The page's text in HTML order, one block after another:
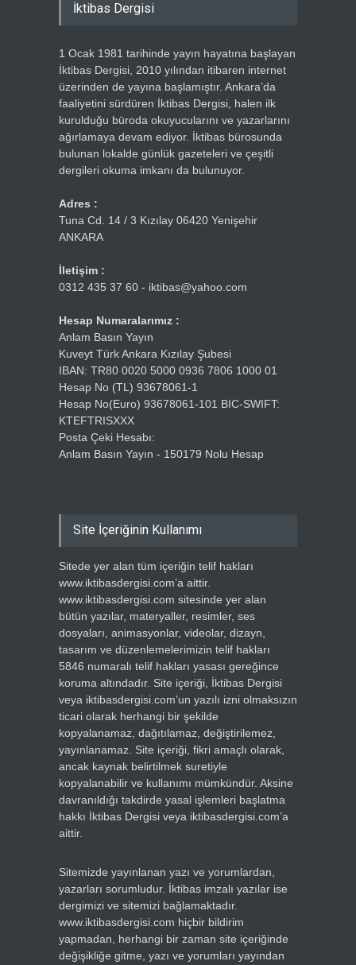
İktibas Dergisi
1 Ocak 1981 tarihinde yayın hayatına başlayan
İktibas Dergisi, 2010 yılından itibaren internet
üzerinden de yayına başlamıştır. Ankara’da
faaliyetini sürdüren İktibas Dergisi, halen ilk
kurulduğu büroda okuyucularını ve yazarlarını
ağırlamaya devam ediyor. İktibas bürosunda
bulunan lokalde günlük gazeteleri ve çeşitli
dergileri okuma imkanı da bulunuyor.
Adres :
Tuna Cd. 14 / 3 Kızılay 06420 Yenişehir
ANKARA
İletişim :
0312 435 37 60 - iktibas@yahoo.com
Hesap Numaralarımız :
Anlam Basın Yayın
Kuveyt Türk Ankara Kızılay Şubesi
IBAN: TR80 0020 5000 0936 7806 1000 01
Hesap No (TL) 93678061-1
Hesap No(Euro) 93678061-101 BIC-SWIFT:
KTEFTRISXXX
Posta Çeki Hesabı:
Anlam Basın Yayın - 150179 Nolu Hesap
Site İçeriğinin Kullanımı
Sitede yer alan tüm içeriğin telif hakları
www.iktibasdergisi.com’a aittir.
www.iktibasdergisi.com sitesinde yer alan
bütün yazılar, materyaller, resimler, ses
dosyaları, animasyonlar, videolar, dizayn,
tasarım ve düzenlemelerimizin telif hakları
5846 numaralı telif hakları yasası gereğince
koruma altındadır. Site içeriği, İktibas Dergisi
veya iktibasdergisi.com’un yazılı izni olmaksızın
ticari olarak herhangi bir şekilde
kopyalanamaz, dağıtılamaz, değiştirilemez,
yayınlanamaz. Site içeriği, fikri amaçlı olarak,
ancak kaynak belirtilmek suretiyle
kopyalanabilir ve kullanımı mümkündür. Aksine
davranıldığı takdirde yasal işlemleri başlatma
hakkı İktibas Dergisi veya iktibasdergisi.com’a
aittir.
Sitemizde yayınlanan yazı ve yorumlardan,
yazarları sorumludur. İktibas imzalı yazılar ise
dergimizi ve sitemizi bağlamaktadır.
www.iktibasdergisi.com hiçbir bildirim
yapmadan, herhangi bir zaman site içeriğinde
değişikliğe gitme, yazı ve yorumları yayından